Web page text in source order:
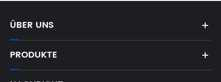
ÜBER UNS
PRODUKTE